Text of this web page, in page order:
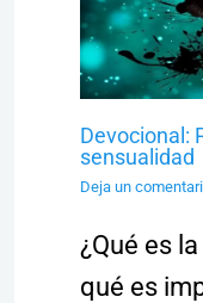
Devocional:
sensualidad
Deja un
¿Qué es
qué es